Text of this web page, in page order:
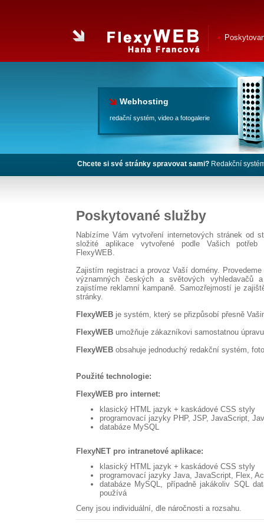
Webhosting
redační systém, video a fotogalerie
Chcete si své stránky spravovat sami? Redakční
Poskytované služby
Nabízíme Vám vytvoření internetových stránek od
složité aplikace vytvořené podle Vašich potřeb
FlexyWEB.
Zajistím registraci a provoz Vaší domény.
významných českých a světových vyhledavačů
zajistíme reklamní kampaně. Samozřejmostí je
stránky.
FlexyWEB je systém, který se přizpůsobí přesně
FlexyWEB umožňuje zákazníkovi samostatnou
FlexyWEB obsahuje jednoduchý redakční systém,
Použité technologie:
FlexyWEB pro internet:
klasický HTML jazyk + kaskádové CSS styly
programovací jazyky PHP, JSP, JavaScript,
databáze MySQL
FlexyNET pro intranetové aplikace:
klasický HTML jazyk + kaskádové CSS styly
programovací jazyky Java, JavaScript, Flex,
databáze MySQL, případně jakákoliv SQL
používá
Ceny jsou individuální, dle náročnosti a rozsahu.